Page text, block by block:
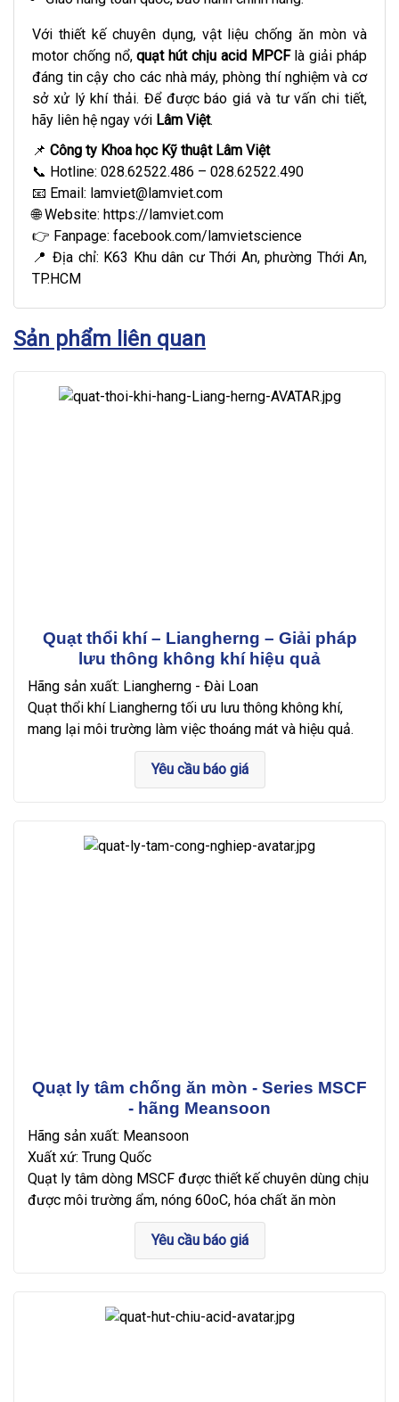
Với thiết kế chuyên dụng, vật liệu chống ăn mòn và
motor chống nổ,quạt hút chịu acid MPCFlà giải pháp
đáng tin cậy cho các nhà máy, phòng thí nghiệm và cơ
sở xử lý khí thải. Để được báo giá và tư vấn chi tiết,
hãy liên hệ ngay với Lâm Việt.
📌 Công ty Khoa học Kỹ thuật Lâm Việt
📞 Hotline: 028.62522.486 – 028.62522.490
📧 Email: lamviet@lamviet.com
🌐 Website: https://lamviet.com
👉 Fanpage: facebook.com/lamvietscience
📍 Địa chỉ: K63 Khu dân cư Thới An, phường Thới An,
TP.HCM
Quạt thổi khí – Liangherng – Giải pháp
lưu thông không khí hiệu quả
Hãng sản xuất: Liangherng - Đài Loan
Quạt thổi khí Liangherng tối ưu lưu thông không khí,
mang lại môi trường làm việc thoáng mát và hiệu quả.
Yêu cầu báo giá
Quạt ly tâm chống ăn mòn - Series MSCF
- hãng Meansoon
Hãng sản xuất: Meansoon
Xuất xứ: Trung Quốc
Quạt ly tâm dòng MSCF được thiết kế chuyên dùng chịu
được môi trường ẩm, nóng 60oC, hóa chất ăn mòn
Yêu cầu báo giá